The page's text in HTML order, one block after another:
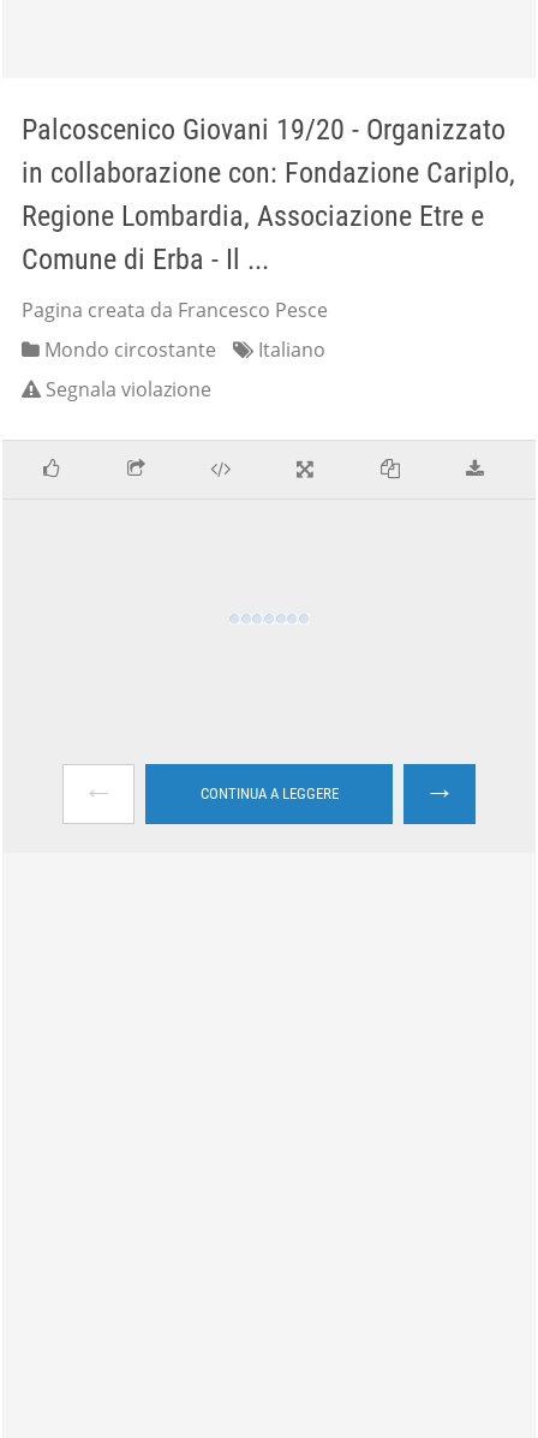
Palcoscenico Giovani 19/20 - Organizzato
in collaborazione con: Fondazione Cariplo,
Regione Lombardia, Associazione Etre e
Comune di Erba - Il ...
Pagina creata da Francesco Pesce
Mondo circostante
Italiano
Segnala violazione
← CONTINUA A LEGGERE →